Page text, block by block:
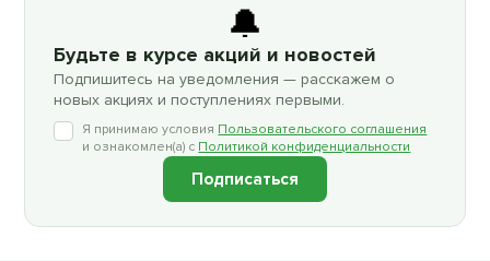
🔔
Будьте в курсе акций и новостей
Подпишитесь на уведомления — расскажем о
новых акциях и поступлениях первыми.
Я принимаю условия Пользовательского соглашения
и ознакомлен(а) с Политикой конфиденциальности
Подписаться